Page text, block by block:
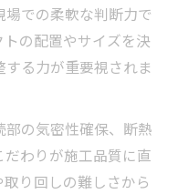
での柔軟な判断力で
の配置やサイズを決
る力が重要視されま
の気密性確保、断熱
わりが施工品質に直
り回しの難しさから